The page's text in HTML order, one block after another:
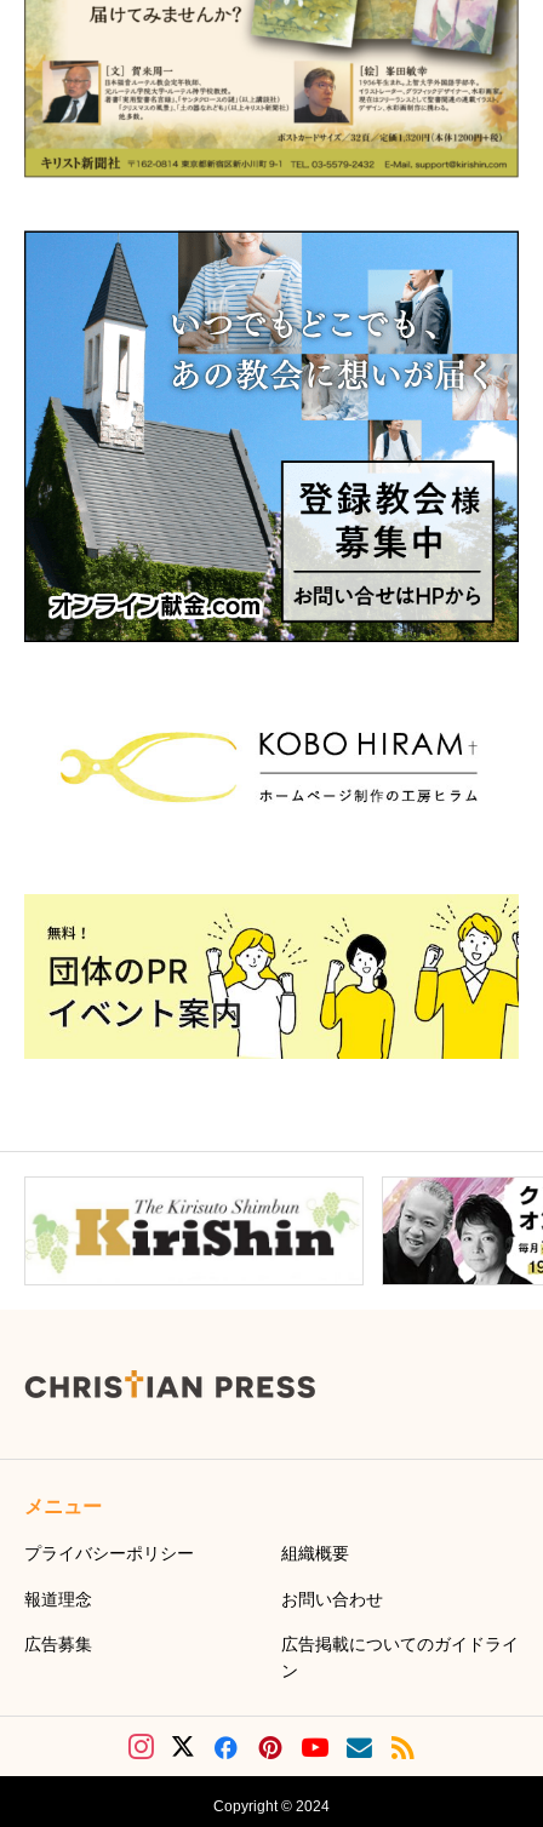
メニュー
プライバシーポリシー 組織概要
報道理念 お問い合わせ
広告募集
広告掲載についてのガイドライ
ン
Copyright © 2024